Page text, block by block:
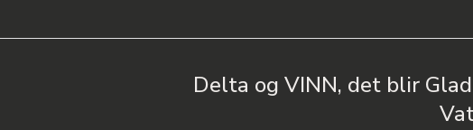
Delta og VINN, det blir